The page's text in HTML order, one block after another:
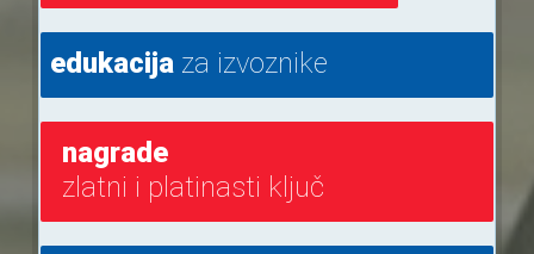
edukacijaza izvoznike
nagrade
zlatni i platinasti ključ